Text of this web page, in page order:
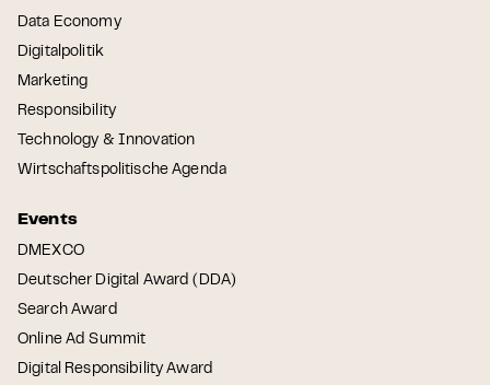
Data Economy
Digitalpolitik
Marketing
Responsibility
Technology & Innovation
Wirtschaftspolitische Agenda
Events
DMEXCO
Deutscher Digital Award (DDA)
Search Award
Online Ad Summit
Digital Responsibility Award